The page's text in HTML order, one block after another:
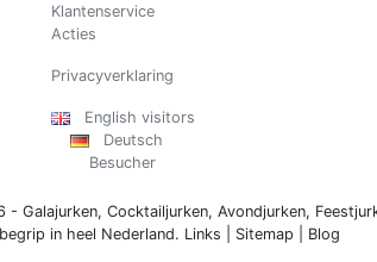
Klantenservice
Acties
Privacyverklaring
English visitors
Deutsch
Besucher
- Galajurken, Cocktailjurken, Avondjurken,
in heel Nederland. Links Sitemap Blog